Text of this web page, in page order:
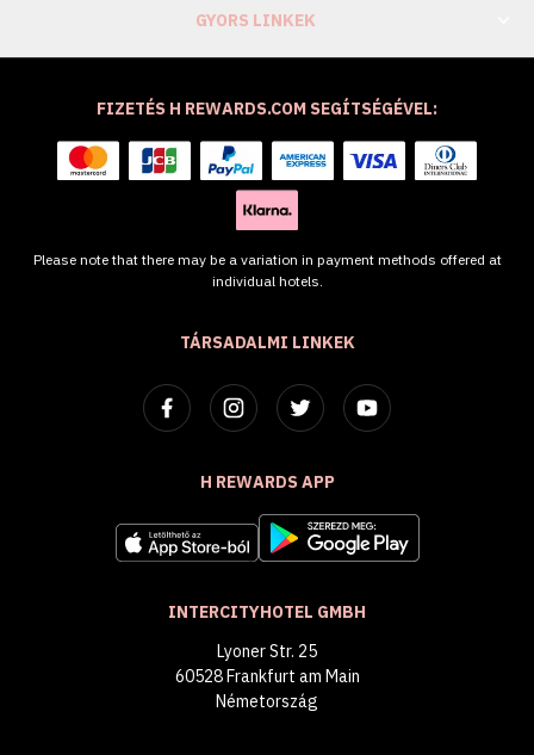
GYORS LINKEK
TÁRSADALMI LINKEK
H REWARDS APP
INTERCITYHOTEL GMBH
Lyoner Str. 25
60528 Frankfurt am Main
Németország
FIZETÉS H REWARDS.COM SEGÍTSÉGÉVEL:
Please note that there may be a variation in payment methods offered at
individual hotels.